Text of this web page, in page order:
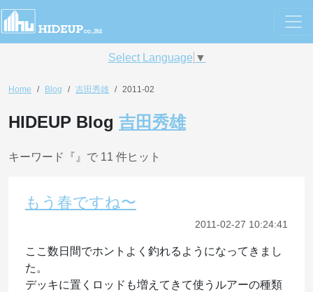
Select Language ▼
Home Blog 吉田秀雄 2011-02
HIDEUP Blog 吉田秀雄
キーワード『 』で 11 件ヒット
もう春ですね〜
2011-02-27 10:24:41
ここ数日間でホントよく釣れるようになってきまし
た。
デッキに置くロッドも増えてきて使うルアーの種類